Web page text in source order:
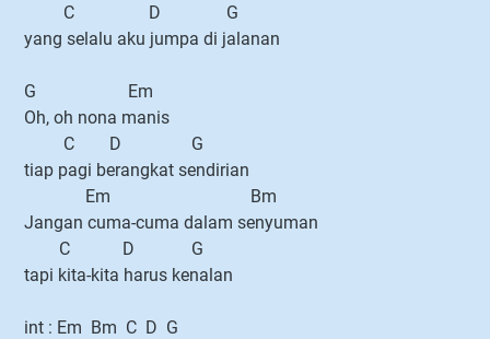
C D G
yang selalu aku jumpa di jalanan
G Em
Oh, oh nona manis
C D G
tiap pagi berangkat sendirian
Em Bm
Jangan cuma-cuma dalam senyuman
C D G
tapi kita-kita harus kenalan
int : Em Bm C D G